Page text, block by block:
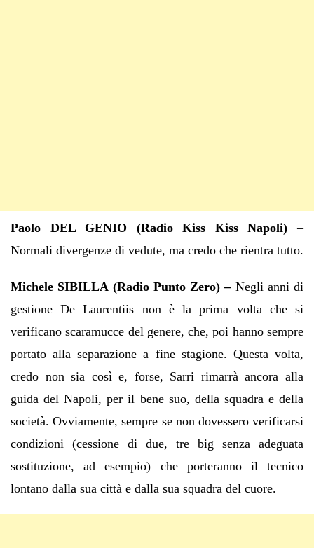
Paolo DEL GENIO (Radio Kiss Kiss Napoli) –
Normali divergenze di vedute, ma credo che rientra tutto.
Michele SIBILLA (Radio Punto Zero) – Negli anni di
gestione De Laurentiis non è la prima volta che si
verificano scaramucce del genere, che, poi hanno sempre
portato alla separazione a fine stagione. Questa volta,
credo non sia così e, forse, Sarri rimarrà ancora alla
guida del Napoli, per il bene suo, della squadra e della
società. Ovviamente, sempre se non dovessero verificarsi
condizioni (cessione di due, tre big senza adeguata
sostituzione, ad esempio) che porteranno il tecnico
lontano dalla sua città e dalla sua squadra del cuore.